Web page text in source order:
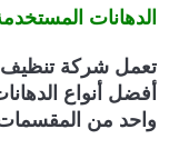
الدهانات
تعمل شركة تنظيف
أفضل أنواع
واحد من